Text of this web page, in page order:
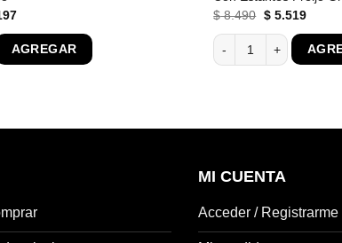
El
es:
$ 8.197.
Corredizas Mdp 2 Cajones 6 Estantes Blanco cantidad
AGREGAR
$8.490 El
original
era:
$ 8.490.
$5.519El
es:
$
Ropero 4 Puertas 2
MI CUENTA
Acceder / Registrarme